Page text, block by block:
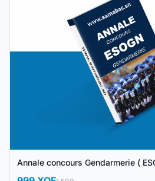
Annale concours Gendarmerie (